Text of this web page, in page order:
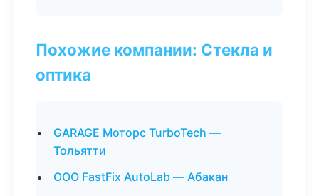
Похожие компании: Стекла и
оптика
GARAGE Моторс TurboTech —
Тольятти
ООО FastFix AutoLab — Абакан